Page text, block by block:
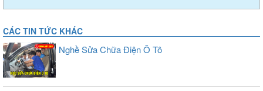
CÁC TIN TỨC KHÁC
Nghề Sửa Chữa Điện Ô Tô